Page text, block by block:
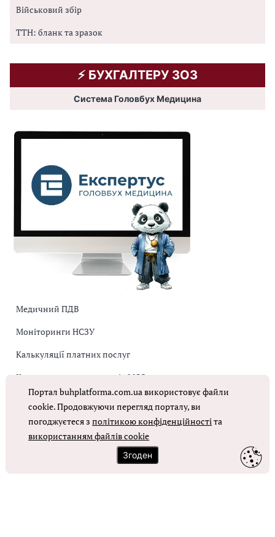
Військовий збір
ТТН: бланк та зразок
⚡️ БУХГАЛТЕРУ ЗОЗ
Система Головбух Медицина
Медичний ПДВ
Моніторинги НСЗУ
Калькуляції платних послуг
Коригувальна накладна від МОЗ
Оплата праці в КНП
ОТРИМАТИ ДОСТУП
Портал buhplatforma.com.ua використовує файли
cookie. Продовжуючи перегляд порталу, ви
погоджуєтеся зполітикою конфіденційностіта
використанням файлів cookie
Згоден